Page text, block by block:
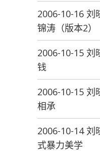
2006-10-16 刘
锦涛（版本2）
2006-10-15 刘
钱
2006-10-15 刘
相承
2006-10-14 刘
式暴力美学